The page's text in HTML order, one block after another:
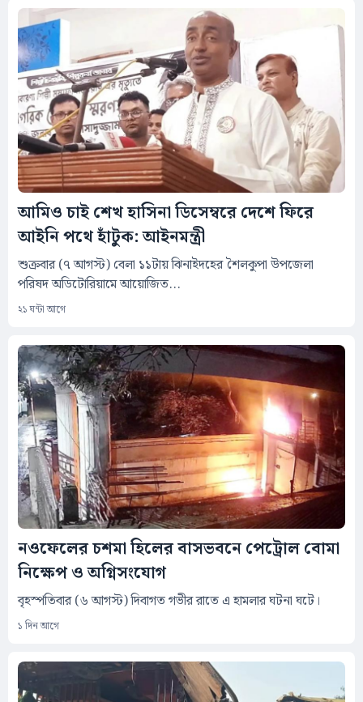
আমিও চাই শেখ হাসিনা ডিসেম্বরে দেশে ফিরে
আইনি পথে হাঁটুক: আইনমন্ত্রী
শুক্রবার (৭ আগস্ট) বেলা ১১টায় ঝিনাইদহের শৈলকুপা উপজেলা
পরিষদ অডিটোরিয়ামে আয়োজিত...
২১ ঘন্টা আগে
নওফেলের চশমা হিলের বাসভবনে পেট্রোল বোমা
নিক্ষেপ ও অগ্নিসংযোগ
বৃহস্পতিবার (৬ আগস্ট) দিবাগত গভীর রাতে এ হামলার ঘটনা ঘটে।
১ দিন আগে